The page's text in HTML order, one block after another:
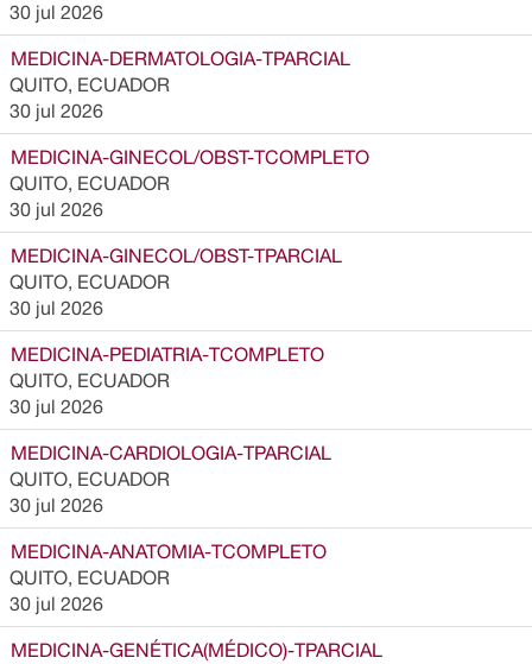
30 jul 2026
MEDICINA-DERMATOLOGIA-TPARCIAL
QUITO, ECUADOR
30 jul 2026
MEDICINA-GINECOL/OBST-TCOMPLETO
QUITO, ECUADOR
30 jul 2026
MEDICINA-GINECOL/OBST-TPARCIAL
QUITO, ECUADOR
30 jul 2026
MEDICINA-PEDIATRIA-TCOMPLETO
QUITO, ECUADOR
30 jul 2026
MEDICINA-CARDIOLOGIA-TPARCIAL
QUITO, ECUADOR
30 jul 2026
MEDICINA-ANATOMIA-TCOMPLETO
QUITO, ECUADOR
30 jul 2026
MEDICINA-GENÉTICA(MÉDICO)-TPARCIAL